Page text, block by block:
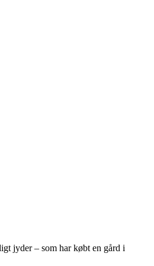
jyder – som har købt en gård i